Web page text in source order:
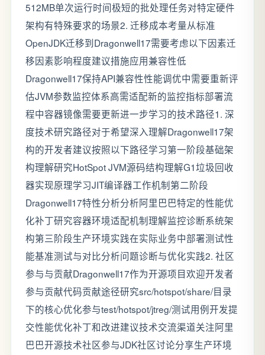
512MB单次运行时间极短的批处理任务对特定硬件
架构有特殊要求的场景2. 迁移成本考量从标准
OpenJDK迁移到Dragonwell17需要考虑以下因素迁
移因素影响程度建议措施应用兼容性低
Dragonwell17保持API兼容性性能调优中需要重新评
估JVM参数监控体系高需适配新的监控指标部署流
程中容器镜像需要更新进一步学习的技术路径1. 深
度技术研究路径对于希望深入理解Dragonwell17架
构的开发者建议按照以下路径学习第一阶段基础架
构理解研究HotSpot JVM源码结构理解G1垃圾回收
器实现原理学习JIT编译器工作机制第二阶段
Dragonwell17特性分析分析阿里巴巴特定的性能优
化补丁研究容器环境适配机制理解监控诊断系统架
构第三阶段生产环境实践在实际业务中部署测试性
能基准测试与对比分析问题诊断与优化实践2. 社区
参与与贡献Dragonwell17作为开源项目欢迎开发者
参与贡献代码贡献途径研究src/hotspot/share/目录
下的核心优化参与test/hotspot/jtreg/测试用例开发提
交性能优化补丁和改进建议技术交流渠道关注阿里
巴巴开源技术社区参与JDK社区讨论分享生产环境